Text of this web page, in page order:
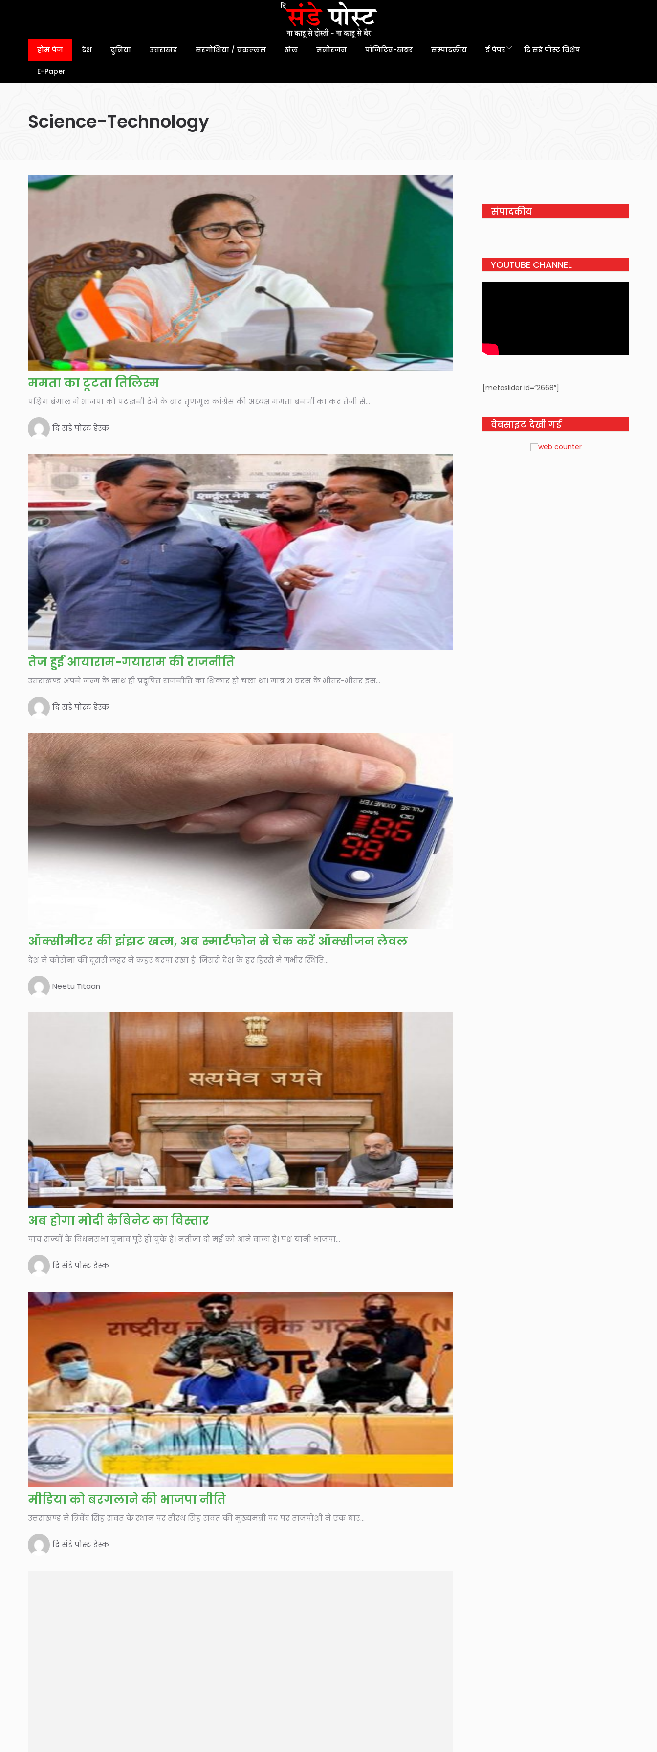
होम पेज देश दुनिया उत्तराखंड सरगोशियां / चकल्लस खेल मनोरंजन पॉजिटिव-खबर सम्पादकीय ई पेपर दि संडे पोस्ट विशेष
E-Paper
Science-Technology
ममता का टूटता तिलिस्म
पश्चिम बंगाल में भाजपा को पटखनी देने के बाद तृणमूल कांग्रेस की अध्यक्ष ममता बनर्जी का कद तेजी से...
दि संडे पोस्ट डेस्क
तेज हुई आयाराम-गयाराम की राजनीति
उत्तराखण्ड अपने जन्म के साथ ही प्रदूषित राजनीति का शिकार हो चला था। मात्र 21 बरस के भीतर-भीतर इस...
दि संडे पोस्ट डेस्क
ऑक्सीमीटर की झंझट खत्म, अब स्मार्टफोन से चेक करें ऑक्सीजन लेवल
देश में कोरोना की दूसरी लहर ने कहर बरपा रखा है। जिससे देश के हर हिस्से में गंभीर स्थिति...
Neetu Titaan
अब होगा मोदी कैबिनेट का विस्तार
पांच राज्यों के विधनसभा चुनाव पूरे हो चुके हैं। नतीजा दो मई को आने वाला है। पक्ष यानी भाजपा...
दि संडे पोस्ट डेस्क
मीडिया को बरगलाने की भाजपा नीति
उत्तराखण्ड में त्रिवेंद्र सिंह रावत के स्थान पर तीरथ सिंह रावत की मुख्यमंत्री पद पर ताजपोशी ने एक बार...
दि संडे पोस्ट डेस्क
संपादकीय
YOUTUBE CHANNEL
[metaslider id=”2668″]
वेबसाइट देखी गई